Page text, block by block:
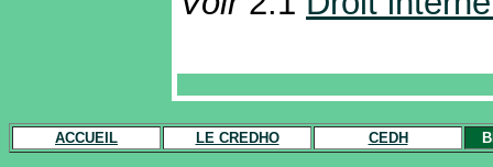
ACCUEIL LE CREDHO CEDH